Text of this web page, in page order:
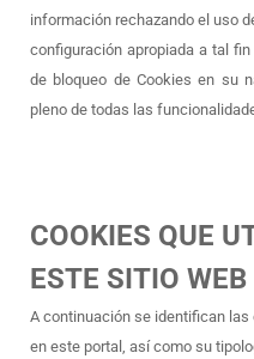
información rechazando el uso
configuración apropiada a tal
de bloqueo de Cookies en su
pleno de todas las
COOKIES QUE
ESTE SITIO WEB
A continuación se identifican
en este portal, así como su